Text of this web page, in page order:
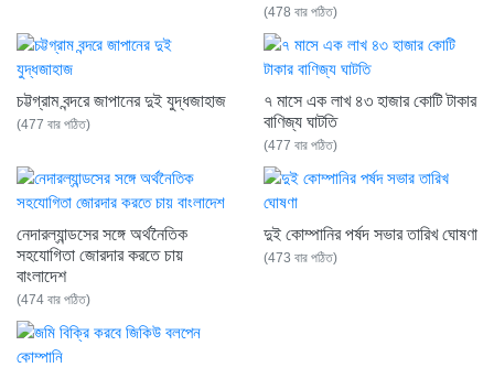
(478 বার পঠিত)
চট্টগ্রাম বন্দরে জাপানের দুই যুদ্ধজাহাজ
(477 বার পঠিত)
৭ মাসে এক লাখ ৪৩ হাজার কোটি টাকার
বাণিজ্য ঘাটতি
(477 বার পঠিত)
নেদারল্যান্ডসের সঙ্গে অর্থনৈতিক
সহযোগিতা জোরদার করতে চায়
বাংলাদেশ
(474 বার পঠিত)
দুই কোম্পানির পর্ষদ সভার তারিখ ঘোষণা
(473 বার পঠিত)